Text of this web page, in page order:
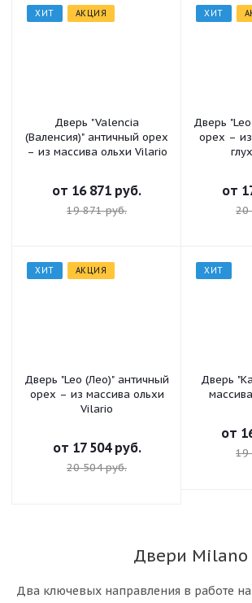
ХИТ АКЦИЯ
Дверь "Valencia
(Валенсия)" античный орех
– из массива ольхи Vilario
от 16 871 руб.
19 871 руб.
ХИТ
Дверь
орех –
от
20
ХИТ АКЦИЯ
Дверь "Leo (Лео)" античный
орех – из массива ольхи
Vilario
от 17 504 руб.
20 504 руб.
ХИТ
Дверь
от
19
Двери Milano
Два ключевых направления в работе